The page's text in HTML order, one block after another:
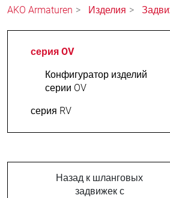
AKO Armaturen Изделия
серия OV
Конфигуратор изделий
серии OV
серия RV
Назад к шланговых
задвижек с